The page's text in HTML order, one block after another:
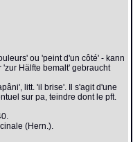
ou 'peint d'un côté' - kann
Hälfte bemalt' gebraucht
litt. 'il brise'. Il s'agit d'une
sur pa, teindre dont le pft.
(Hern.).